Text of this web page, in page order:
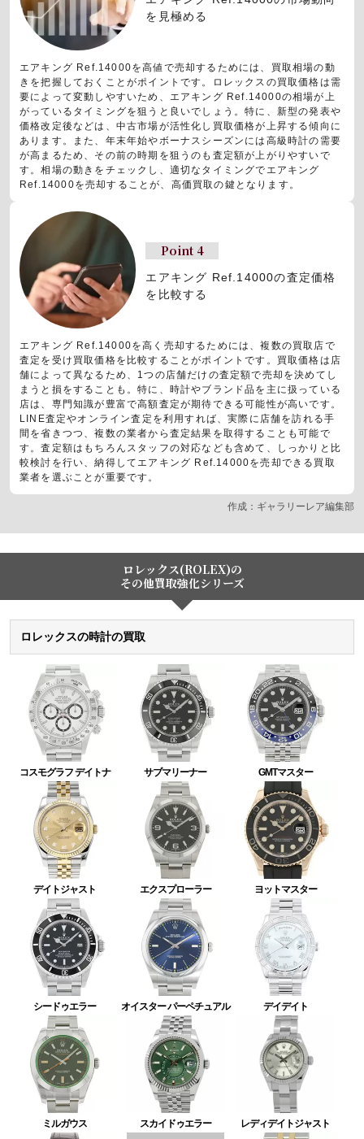
を見極める
エアキング Ref.14000を高値で売却するためには、買取相場の動
きを把握しておくことがポイントです。ロレックスの買取価格は需
要によって変動しやすいため、エアキング Ref.14000の相場が上
がっているタイミングを狙うと良いでしょう。特に、新型の発表や
価格改定後などは、中古市場が活性化し買取価格が上昇する傾向に
あります。また、年末年始やボーナスシーズンには高級時計の需要
が高まるため、その前の時期を狙うのも査定額が上がりやすいで
す。相場の動きをチェックし、適切なタイミングでエアキング
Ref.14000を売却することが、高価買取の鍵となります。
Point 4
エアキング Ref.14000の査定価格
を比較する
エアキング Ref.14000を高く売却するためには、複数の買取店で
査定を受け買取価格を比較することがポイントです。買取価格は店
舗によって異なるため、1つの店舗だけの査定額で売却を決めてし
まうと損をすることも。特に、時計やブランド品を主に扱っている
店は、専門知識が豊富で高額査定が期待できる可能性が高いです。
LINE査定やオンライン査定を利用すれば、実際に店舗を訪れる手
間を省きつつ、複数の業者から査定結果を取得することも可能で
す。査定額はもちろんスタッフの対応なども含めて、しっかりと比
較検討を行い、納得してエアキング Ref.14000を売却できる買取
業者を選ぶことが重要です。
作成：ギャラリーレア編集部
ロレックス(ROLEX)の
その他買取強化シリーズ
ロレックスの時計の買取
コスモグラフ デイトナ サブマリーナー GMTマスター
デイトジャスト エクスプローラー ヨットマスター
シードゥエラー オイスター パーペチュアル デイデイト
ミルガウス スカイドゥエラー レディデイトジャスト